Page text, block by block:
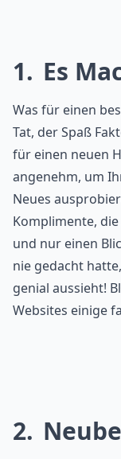
1 Es
Was für einen
Tat, der Spaß
für einen neuen
angenehm, um
Neues
Komplimente,
und nur einen
nie gedacht
genial aussieht!
Websites einige
2